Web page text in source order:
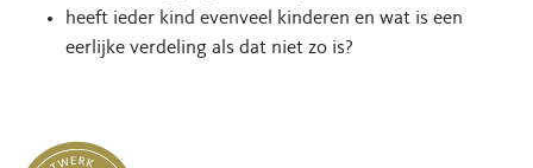
heeft ieder kind evenveel kinderen en wat is een
eerlijke verdeling als dat niet zo is?